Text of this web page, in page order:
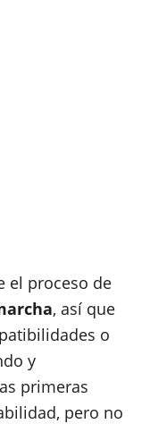
el proceso de
, así que
o
y
primeras
pero no